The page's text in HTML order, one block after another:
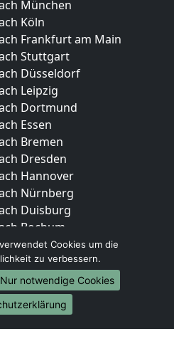
München
Köln
Frankfurt am Main
Stuttgart
Düsseldorf
Leipzig
Dortmund
Essen
Bremen
Dresden
Hannover
Nürnberg
Duisburg
Bochum
Wuppertal
Bielefeld
Bonn
Münster
Cookies um die
zu verbessern.
Nur notwendige Cookies